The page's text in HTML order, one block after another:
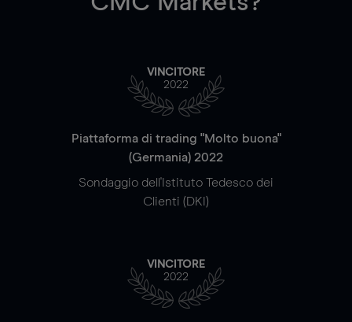
VINCITORE
2022
Piattaforma di trading "Molto buona"
(Germania) 2022
Sondaggio dell'Istituto Tedesco dei
Clienti (DKI)
VINCITORE
2022